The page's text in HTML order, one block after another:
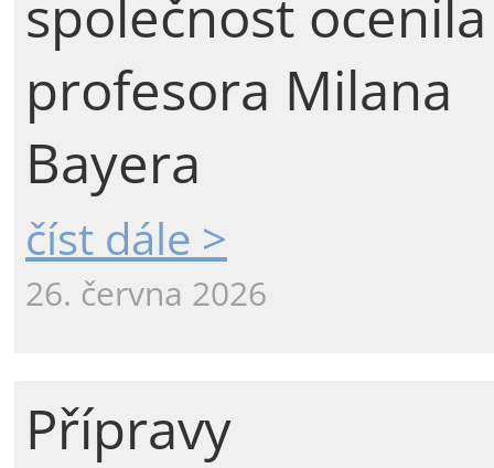
společnost ocenila
profesora Milana
Bayera
číst dále >
26. června 2026
Přípravy